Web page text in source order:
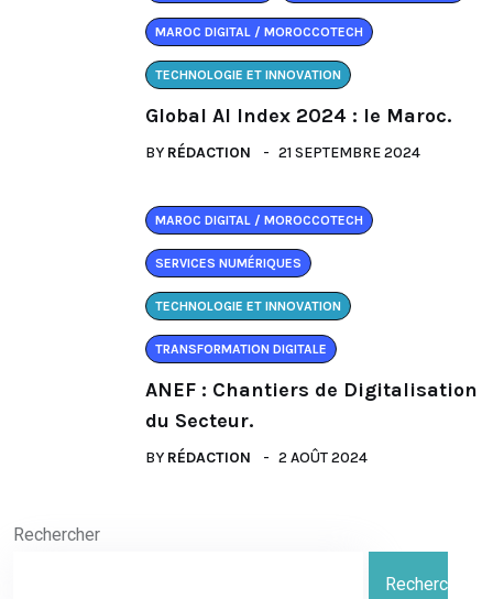
MAROC DIGITAL / MOROCCOTECH
TECHNOLOGIE ET INNOVATION
Global AI Index 2024 : le Maroc.
BY RÉDACTION 21 SEPTEMBRE 2024
MAROC DIGITAL / MOROCCOTECH
SERVICES NUMÉRIQUES
TECHNOLOGIE ET INNOVATION
TRANSFORMATION DIGITALE
ANEF : Chantiers de Digitalisation
du Secteur.
BY RÉDACTION 2 AOÛT 2024
Rechercher
Rechercher